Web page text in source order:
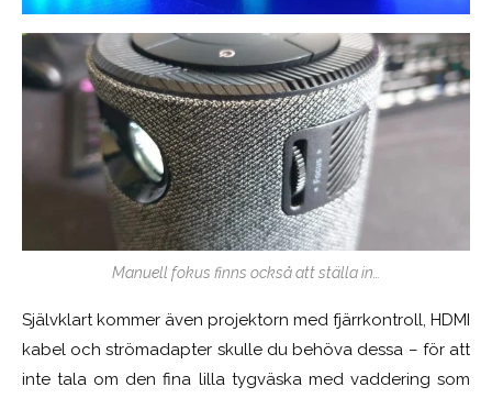
Manuell fokus finns också att ställa in…
Självklart kommer även projektorn med fjärrkontroll, HDMI
kabel och strömadapter skulle du behöva dessa – för att
inte tala om den fina lilla tygväska med vaddering som